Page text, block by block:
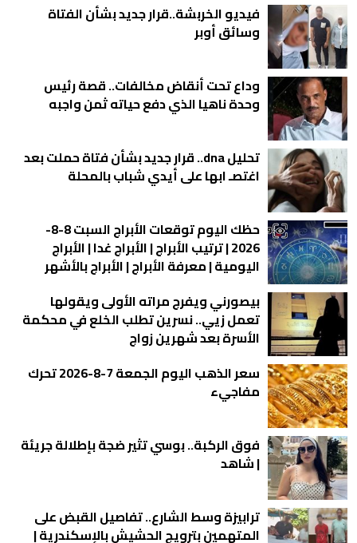
فيديو الخربشة..قرار جديد بشأن الفتاة
وسائق أوبر
وداع تحت أنقاض مخالفات.. قصة رئيس
وحدة ناهيا الذي دفع حياته ثمن واجبه
تحليل dna.. قرار جديد بشأن فتاة حملت بعد
اغتصـ ابها على أيدي شباب بالمحلة
حظك اليوم توقعات الأبراج السبت 8-8-
2026 | ترتيب الأبراج | الأبراج غدا | الأبراج
اليومية | معرفة الأبراج | الأبراج بالأشهر
بيصورني ويفرج مراته الأولى ويقولها
تعمل زيي.. نسرين تطلب الخلع في محكمة
الأسرة بعد شهرين زواج
سعر الذهب اليوم الجمعة 7-8-2026 تحرك
مفاجيء
فوق الركبة.. بوسي تثير ضجة بإطلالة جريئة
| شاهد
ترابيزة وسط الشارع.. تفاصيل القبض على
المتهمين بترويج الحشيش بالإسكندرية |